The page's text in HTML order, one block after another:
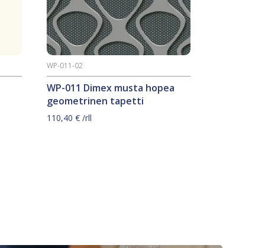
WP-011 Dimex musta hopea
geometrinen tapetti
WP-011-02
110,40€ /rll